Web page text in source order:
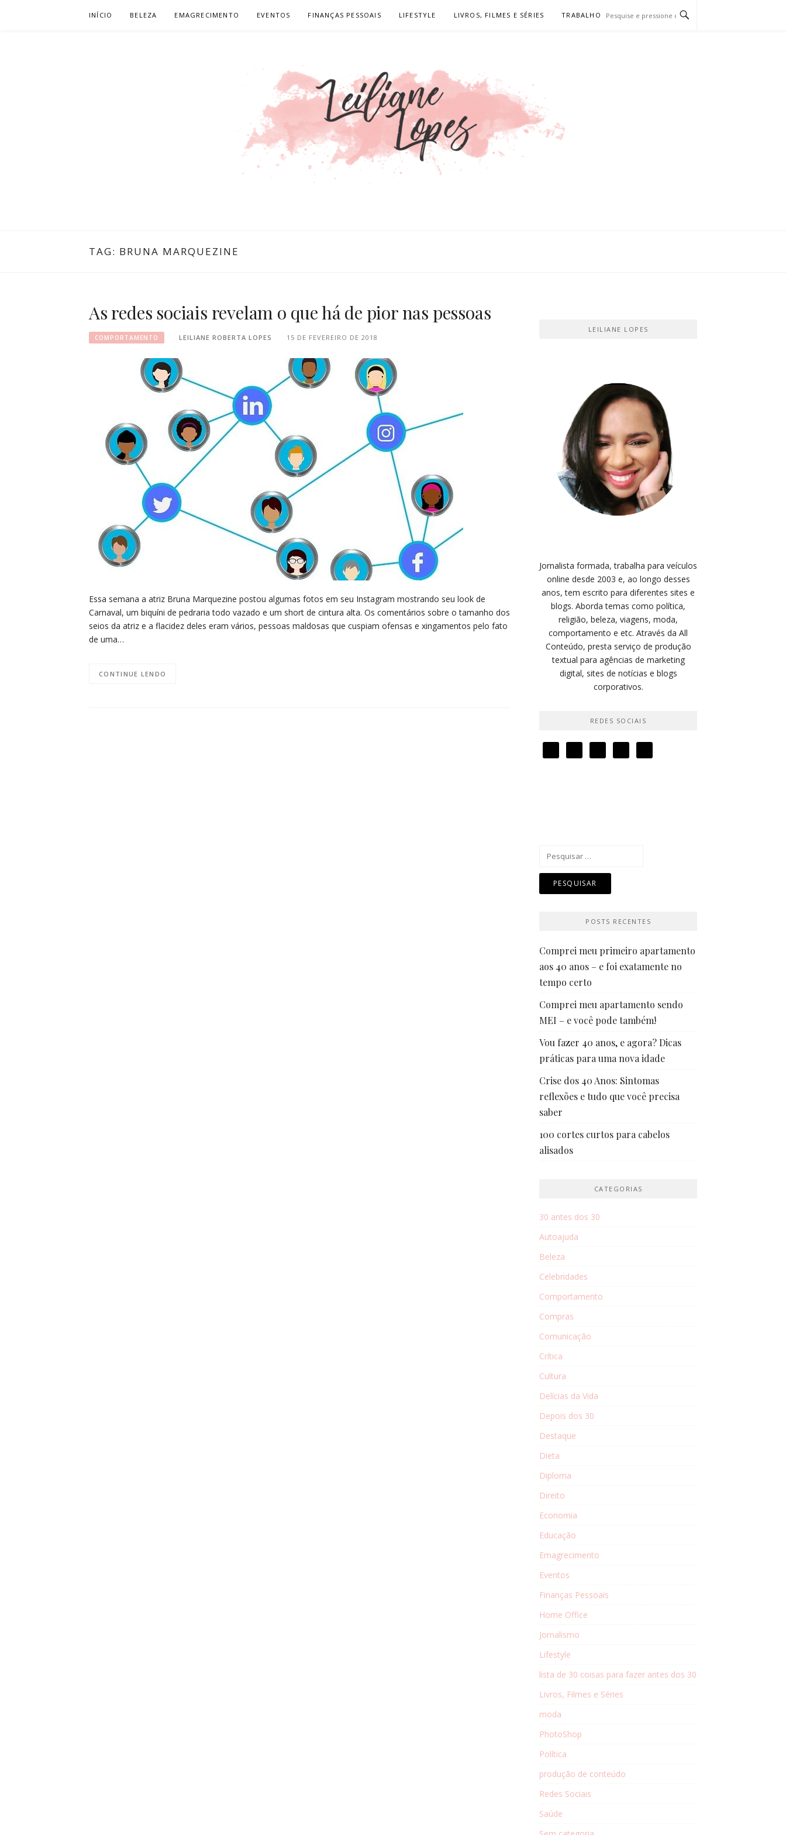
INÍCIO BELEZA EMAGRECIMENTO EVENTOS FINANÇAS PESSOAIS LIFESTYLE LIVROS, FILMES E SÉRIES TRABALHO
TAG: BRUNA MARQUEZINE
As redes sociais revelam o que há de pior nas pessoas
COMPORTAMENTO LEILIANE ROBERTA LOPES 15 DE FEVEREIRO DE 2018
Essa semana a atriz Bruna Marquezine postou algumas fotos em seu Instagram mostrando seu look de
Carnaval, um biquíni de pedraria todo vazado e um short de cintura alta. Os comentários sobre o tamanho dos
seios da atriz e a flacidez deles eram vários, pessoas maldosas que cuspiam ofensas e xingamentos pelo fato
de uma…
CONTINUE LENDO
LEILIANE LOPES
Jornalista formada, trabalha para veículos
online desde 2003 e, ao longo desses
anos, tem escrito para diferentes sites e
blogs. Aborda temas como política,
religião, beleza, viagens, moda,
comportamento e etc. Através da All
Conteúdo, presta serviço de produção
textual para agências de marketing
digital, sites de notícias e blogs
corporativos.
REDES SOCIAIS
POSTS RECENTES
Comprei meu primeiro apartamento
aos 40 anos – e foi exatamente no
tempo certo
Comprei meu apartamento sendo
MEI – e você pode também!
Vou fazer 40 anos, e agora? Dicas
práticas para uma nova idade
Crise dos 40 Anos: Sintomas
reflexões e tudo que você precisa
saber
100 cortes curtos para cabelos
alisados
CATEGORIAS
30 antes dos 30
Autoajuda
Beleza
Celebridades
Comportamento
Compras
Comunicação
Crítica
Cultura
Delícias da Vida
Depois dos 30
Destaque
Dieta
Diploma
Direito
Economia
Educação
Emagrecimento
Eventos
Finanças Pessoais
Home Office
Jornalismo
Lifestyle
lista de 30 coisas para fazer antes dos 30
Livros, Filmes e Séries
moda
PhotoShop
Política
produção de conteúdo
Redes Sociais
Saúde